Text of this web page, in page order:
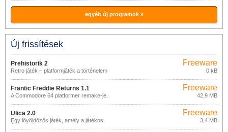
egyéb új programok »
Új frissítések
Prehistorik 2
Retro játék – platformjáték a történelem
előtti időkből
Freeware
0 kB
Frantic Freddie Returns 1.1
A Commodore 64 platformer remake-je.
Freeware
42,9 MB
Ulica 2.0
Egy lövöldözős játék, amely a játékos
észlelését edzi.
Freeware
3,4 MB